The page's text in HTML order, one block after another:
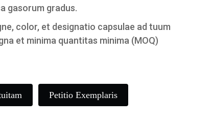
gasorum gradus.
color, et designatio capsulae ad tuum
et minima quantitas minima (MOQ)
Petitio Exemplaris